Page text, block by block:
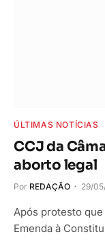
ÚLTIMAS NOTÍCIAS
CCJ da
aborto legal
Por REDAÇÃO 29/
Após protesto
Emenda à